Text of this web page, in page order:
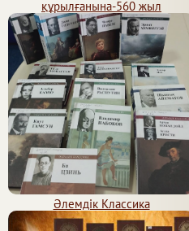
құрылғанына-560 жыл
Әлемдік Классика